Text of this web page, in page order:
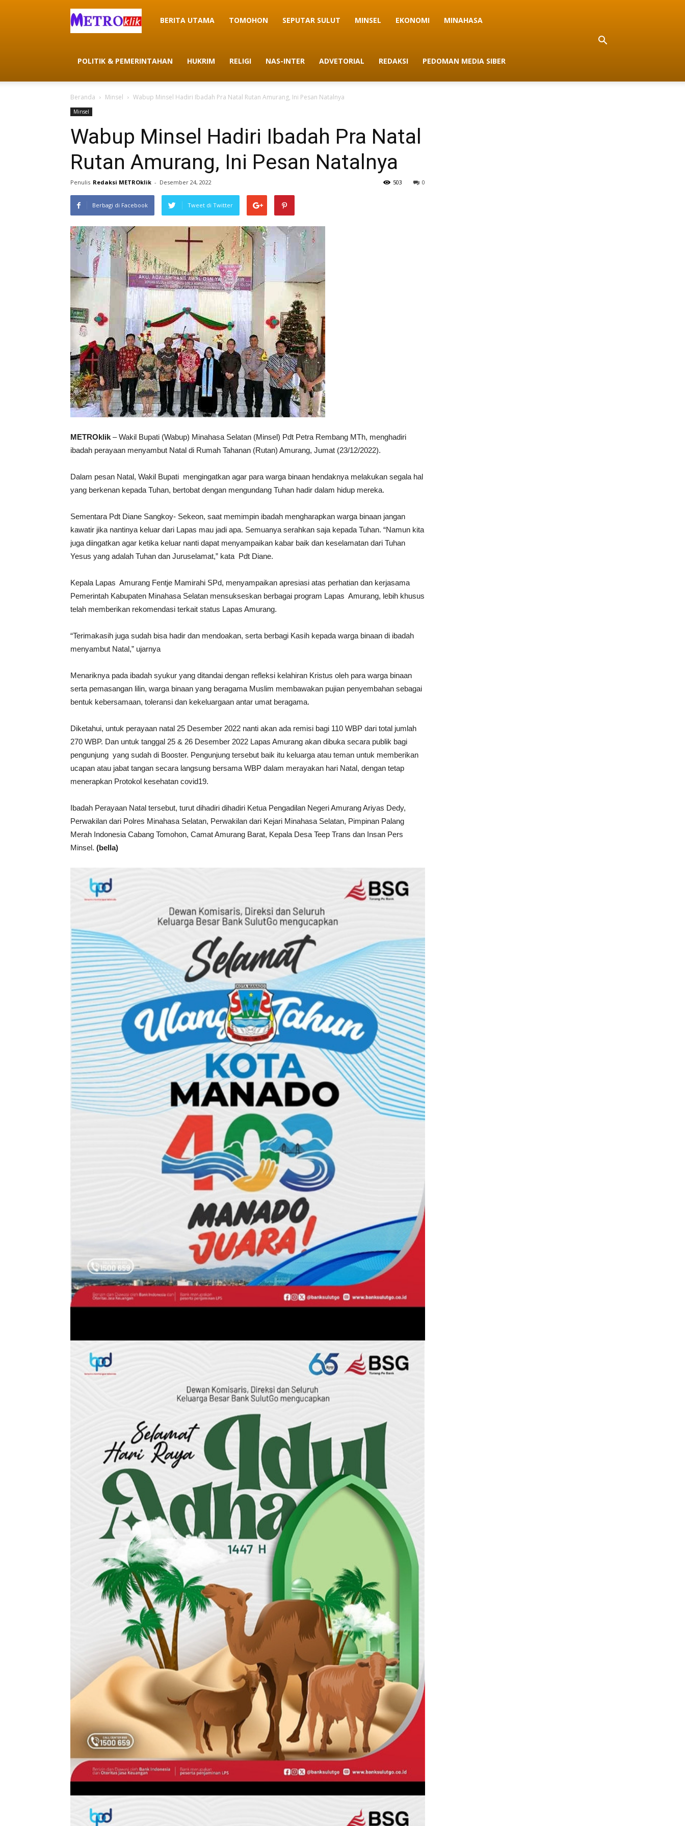
METROklik
BERITA UTAMA TOMOHON SEPUTAR SULUT MINSEL EKONOMI MINAHASA
POLITIK & PEMERINTAHAN HUKRIM RELIGI NAS-INTER ADVETORIAL REDAKSI PEDOMAN MEDIA SIBER
Beranda Minsel Wabup Minsel Hadiri Ibadah Pra Natal Rutan Amurang, Ini Pesan Natalnya
Minsel
Wabup Minsel Hadiri Ibadah Pra Natal
Rutan Amurang, Ini Pesan Natalnya
Penulis Redaksi METROklik - Desember 24, 2022 0
503
Berbagi di Facebook Tweet di Twitter
METROklik – Wakil Bupati (Wabup) Minahasa Selatan (Minsel) Pdt Petra Rembang MTh, menghadiri
ibadah perayaan menyambut Natal di Rumah Tahanan (Rutan) Amurang, Jumat (23/12/2022).
Dalam pesan Natal, Wakil Bupati mengingatkan agar para warga binaan hendaknya melakukan segala hal
yang berkenan kepada Tuhan, bertobat dengan mengundang Tuhan hadir dalam hidup mereka.
Sementara Pdt Diane Sangkoy- Sekeon, saat memimpin ibadah mengharapkan warga binaan jangan
kawatir jika nantinya keluar dari Lapas mau jadi apa. Semuanya serahkan saja kepada Tuhan. “Namun kita
juga diingatkan agar ketika keluar nanti dapat menyampaikan kabar baik dan keselamatan dari Tuhan
Yesus yang adalah Tuhan dan Juruselamat,” kata Pdt Diane.
Kepala Lapas Amurang Fentje Mamirahi SPd, menyampaikan apresiasi atas perhatian dan kerjasama
Pemerintah Kabupaten Minahasa Selatan mensukseskan berbagai program Lapas Amurang, lebih khusus
telah memberikan rekomendasi terkait status Lapas Amurang.
“Terimakasih juga sudah bisa hadir dan mendoakan, serta berbagi Kasih kepada warga binaan di ibadah
menyambut Natal,” ujarnya
Menariknya pada ibadah syukur yang ditandai dengan refleksi kelahiran Kristus oleh para warga binaan
serta pemasangan lilin, warga binaan yang beragama Muslim membawakan pujian penyembahan sebagai
bentuk kebersamaan, toleransi dan kekeluargaan antar umat beragama.
Diketahui, untuk perayaan natal 25 Desember 2022 nanti akan ada remisi bagi 110 WBP dari total jumlah
270 WBP. Dan untuk tanggal 25 & 26 Desember 2022 Lapas Amurang akan dibuka secara publik bagi
pengunjung yang sudah di Booster. Pengunjung tersebut baik itu keluarga atau teman untuk memberikan
ucapan atau jabat tangan secara langsung bersama WBP dalam merayakan hari Natal, dengan tetap
menerapkan Protokol kesehatan covid19.
Ibadah Perayaan Natal tersebut, turut dihadiri dihadiri Ketua Pengadilan Negeri Amurang Ariyas Dedy,
Perwakilan dari Polres Minahasa Selatan, Perwakilan dari Kejari Minahasa Selatan, Pimpinan Palang
Merah Indonesia Cabang Tomohon, Camat Amurang Barat, Kepala Desa Teep Trans dan Insan Pers
Minsel. (bella)